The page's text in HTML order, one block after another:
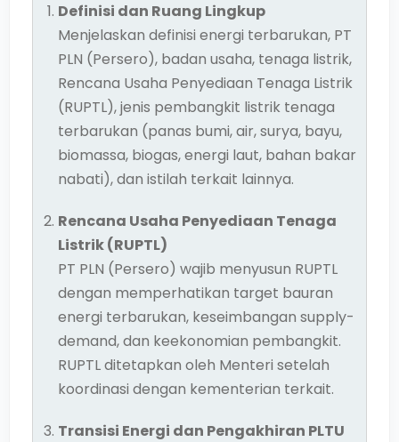
Definisi dan Ruang Lingkup
Menjelaskan definisi energi terbarukan, PT
PLN (Persero), badan usaha, tenaga listrik,
Rencana Usaha Penyediaan Tenaga Listrik
(RUPTL), jenis pembangkit listrik tenaga
terbarukan (panas bumi, air, surya, bayu,
biomassa, biogas, energi laut, bahan bakar
nabati), dan istilah terkait lainnya.
Rencana Usaha Penyediaan Tenaga
Listrik (RUPTL)
PT PLN (Persero) wajib menyusun RUPTL
dengan memperhatikan target bauran
energi terbarukan, keseimbangan supply-
demand, dan keekonomian pembangkit.
RUPTL ditetapkan oleh Menteri setelah
koordinasi dengan kementerian terkait.
Transisi Energi dan Pengakhiran PLTU